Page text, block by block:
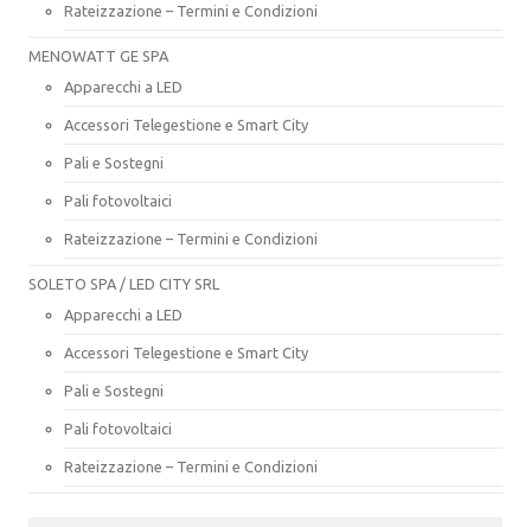
Rateizzazione – Termini e Condizioni
MENOWATT GE SPA
Apparecchi a LED
Accessori Telegestione e Smart City
Pali e Sostegni
Pali fotovoltaici
Rateizzazione – Termini e Condizioni
SOLETO SPA / LED CITY SRL
Apparecchi a LED
Accessori Telegestione e Smart City
Pali e Sostegni
Pali fotovoltaici
Rateizzazione – Termini e Condizioni